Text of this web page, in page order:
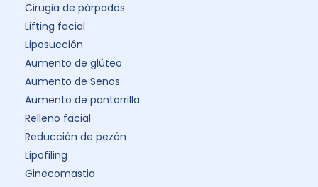
Cirugia de párpados
Lifting facial
Liposucción
Aumento de glúteo
Aumento de Senos
Aumento de pantorrilla
Relleno facial
Reducción de pezón
Lipofiling
Ginecomastia